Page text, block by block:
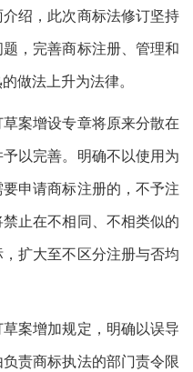
绍，此次商标法修订坚持
，完善商标注册、管理和
做法上升为法律。
案增设专章将原来分散在
以完善。明确不以使用为
申请商标注册的，不予注
止在不相同、不相类似的
扩大至不区分注册与否均
案增加规定，明确以误导
责商标执法的部门责令限